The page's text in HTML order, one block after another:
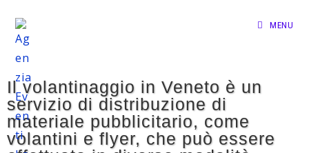
MENU
Il volantinaggio in Veneto è un
servizio di distribuzione di
materiale pubblicitario, come
volantini e flyer, che può essere